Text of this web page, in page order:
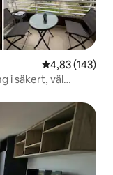
4,83 av 5 i
4,83 (143)
i säkert, väl